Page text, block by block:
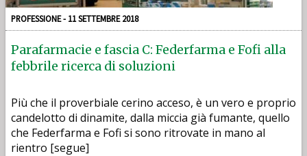
PROFESSIONE - 11 SETTEMBRE 2018
Parafarmacie e fascia C: Federfarma e Fofi alla
febbrile ricerca di soluzioni
Più che il proverbiale cerino acceso, è un vero e proprio
candelotto di dinamite, dalla miccia già fumante, quello
che Federfarma e Fofi si sono ritrovate in mano al
rientro [segue]